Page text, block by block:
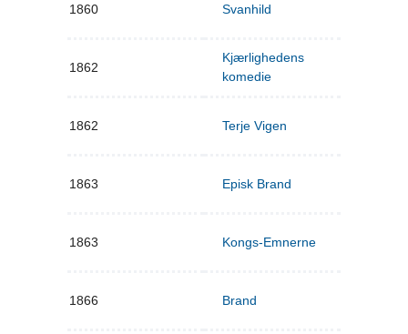
1860 Svanhild
1862
Kjærlighedens
komedie
1862 Terje Vigen
1863 Episk Brand
1863 Kongs-Emnerne
1866 Brand